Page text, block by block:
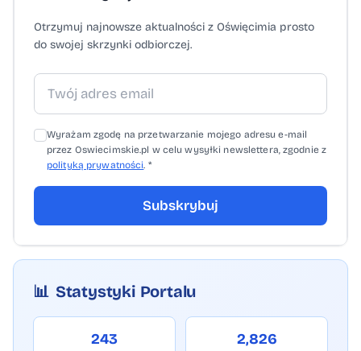
Otrzymuj najnowsze aktualności z Oświęcimia prosto
do swojej skrzynki odbiorczej.
Wyrażam zgodę na przetwarzanie mojego adresu e-mail
przez Oswiecimskie.pl w celu wysyłki newslettera, zgodnie z
polityką prywatności. *
Subskrybuj
📊 Statystyki Portalu
243 2,826